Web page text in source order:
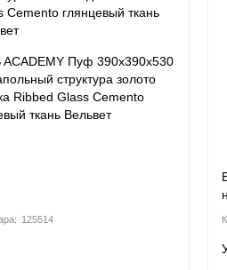
ACADEMY Пуф 390х390х530
структура золото
Ribbed Glass Cemento
ткань Вельвет
125514